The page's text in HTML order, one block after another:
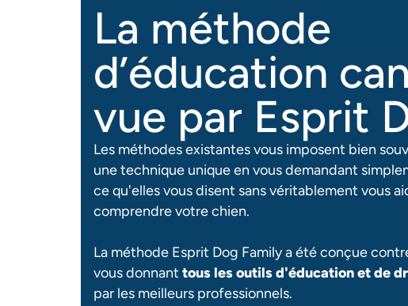
La méthode
d’éducation
vue par Esprit
Les méthodes existantes vous imposent bien
une technique unique en vous demandant
ce qu'elles vous disent sans véritablement vous
comprendre votre chien.
La méthode Esprit Dog Family a été conçue
vous donnant tous les outils d'éducation et de
par les meilleurs professionnels.